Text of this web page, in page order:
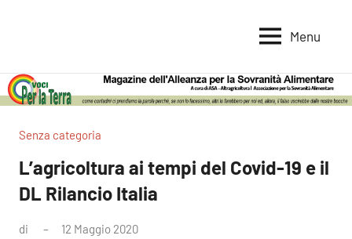
per
la
Terra
per
la
Alimentare
Menu
Senza categoria
L’agricoltura ai tempi del Covid-19 e il
DL Rilancio Italia
di 12 Maggio 2020